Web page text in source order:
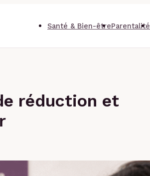
Santé & Bien-êtreParentalité
réduction et